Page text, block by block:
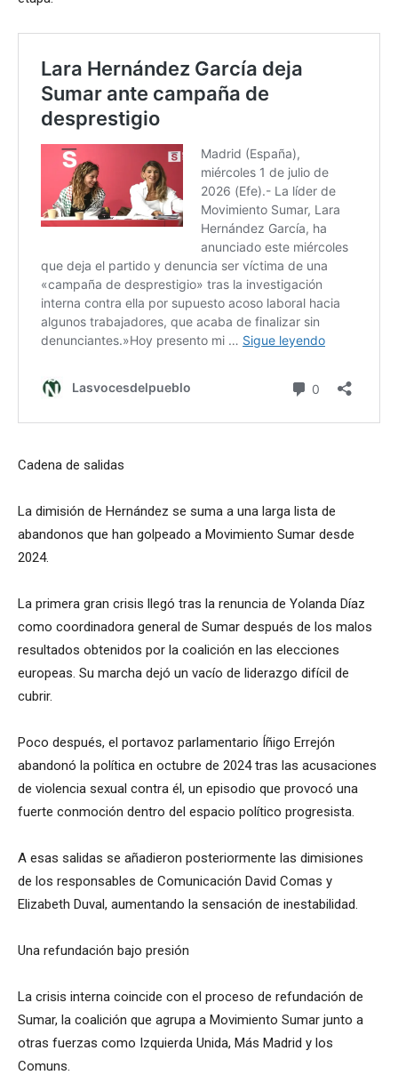
Cadena de salidas
La dimisión de Hernández se suma a una larga lista de
abandonos que han golpeado a Movimiento Sumar desde
2024.
La primera gran crisis llegó tras la renuncia de Yolanda Díaz
como coordinadora general de Sumar después de los malos
resultados obtenidos por la coalición en las elecciones
europeas. Su marcha dejó un vacío de liderazgo difícil de
cubrir.
Poco después, el portavoz parlamentario Íñigo Errejón
abandonó la política en octubre de 2024 tras las acusaciones
de violencia sexual contra él, un episodio que provocó una
fuerte conmoción dentro del espacio político progresista.
A esas salidas se añadieron posteriormente las dimisiones
de los responsables de Comunicación David Comas y
Elizabeth Duval, aumentando la sensación de inestabilidad.
Una refundación bajo presión
La crisis interna coincide con el proceso de refundación de
Sumar, la coalición que agrupa a Movimiento Sumar junto a
otras fuerzas como Izquierda Unida, Más Madrid y los
Comuns.